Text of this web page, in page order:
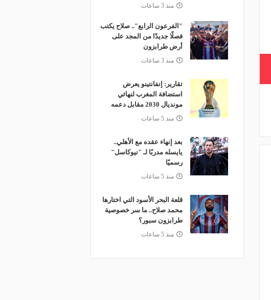
منذ 3 ساعات
"الفرعون الرابع".. صلاح يكتب
فصلًا جديدًا من المجد على
أرض طرابزون
منذ 3 ساعات
تقارير: إنفانتينو يعرض
استضافة المغرب لنهائي
مونديال 2030 مقابل دعمه
منذ 5 ساعات
بعد إنهاء عقده مع الأهلي..
يايسله مدربًا لـ "نيوكاسل"
رسميًا
منذ 5 ساعات
قلعة البحر الأسود التي اختارها
محمد صلاح.. ما سر خصوصية
طرابزون سبور؟
منذ 5 ساعات